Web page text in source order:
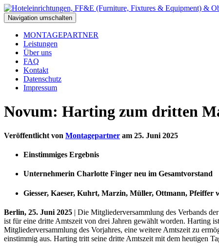
Navigation umschalten
MONTAGEPARTNER
Leistungen
Über uns
FAQ
Kontakt
Datenschutz
Impressum
Novum: Harting zum dritten
Veröffentlicht von Montagepartner am 25. Juni 2025
Einstimmiges Ergebnis
Unternehmerin Charlotte Finger neu im Gesamtvorstand
Giesser, Kaeser, Kuhrt, Marzin, Müller, Ottmann, Pfeiffer
Berlin, 25. Juni 2025 | Die Mitgliederversammlung des Verbands
ist für eine dritte Amtszeit von drei Jahren gewählt worden. Harting
Mitgliederversammlung des Vorjahres, eine weitere Amtszeit zu
einstimmig aus. Harting tritt seine dritte Amtszeit mit dem heutigen